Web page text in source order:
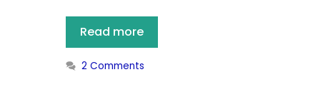
Read more
2 Comments